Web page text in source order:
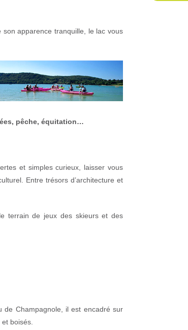
apparence tranquille, le lac vous
pêche, équitation…
et simples curieux, laisser vous
Entre trésors d’architecture et
terrain de jeux des skieurs et des
de Champagnole, il est encadré sur
boisés.